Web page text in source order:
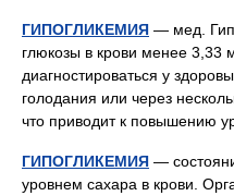
ГИПОГЛИКЕМИЯ — мед.
глюкозы в крови менее 3,33
диагностироваться у
голодания или через
что приводит к повышению
ГИПОГЛИКЕМИЯ —
уровнем сахара в крови.